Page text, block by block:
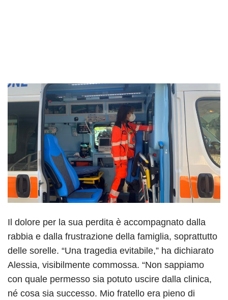
Il dolore per la sua perdita è accompagnato dalla
rabbia e dalla frustrazione della famiglia, soprattutto
delle sorelle. “Una tragedia evitabile,” ha dichiarato
Alessia, visibilmente commossa. “Non sappiamo
con quale permesso sia potuto uscire dalla clinica,
né cosa sia successo. Mio fratello era pieno di